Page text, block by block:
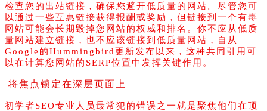
检查您的出站链接，确保您避开低质量的网站。尽管您可
以通过一些互惠链接获得报酬或奖励，但链接到一个有毒
网站可能会长期毁掉您网站的权威和排名。你不应从低质
量网站建立链接，也不应该链接到低质量网站，自从
Google的Hummingbird更新发布以来，这种共同引用可
以在计算您网站的SERP位置中发挥关键作用。
将焦点锁定在深层页面上
初学者SEO专业人员最常犯的错误之一就是聚焦他们在顶